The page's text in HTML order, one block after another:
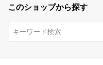
このショップから探す